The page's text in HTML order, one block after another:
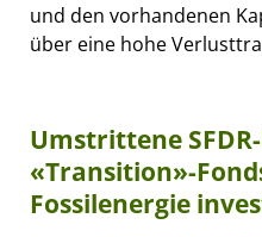
und den vorhandenen
über eine hohe
Umstrittene
«Transition»-
Fossilenergie